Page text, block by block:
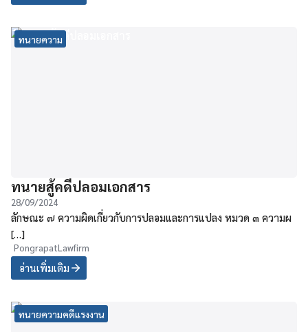
ทนายความ
ทนายสู้คดีปลอมเอกสาร
28/09/2024
ลักษณะ ๗ ความผิดเกี่ยวกับการปลอมและการแปลง หมวด ๓ ความผ
[…]
PongrapatLawfirm
อ่านเพิ่มเติม
ทนายความคดีแรงงาน